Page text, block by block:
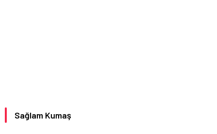
Sağlam Kumaş